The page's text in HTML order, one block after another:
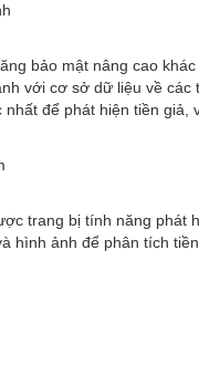
bảo mật nâng cao
với cơ sở dữ liệu về
để phát hiện tiền
trang bị tính năng
hình ảnh để phân tích